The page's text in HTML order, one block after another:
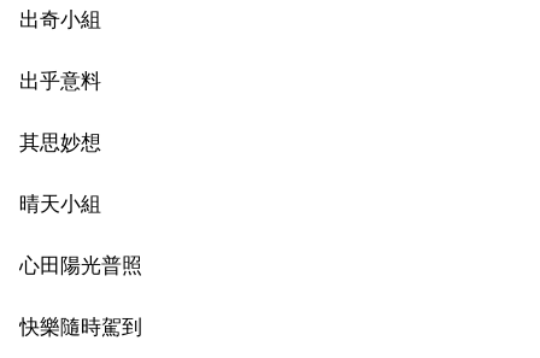
出奇小組
出乎意料
其思妙想
晴天小組
心田陽光普照
快樂隨時駕到